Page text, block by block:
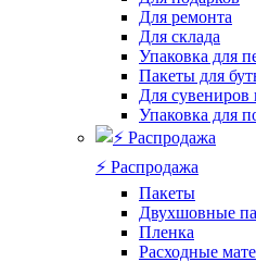
Для ремонта
Для склада
Упаковка для
Пакеты для
Для сувениров
Упаковка для
⚡️ Распродажа
Пакеты
Двухшовные
Пленка
Расходные